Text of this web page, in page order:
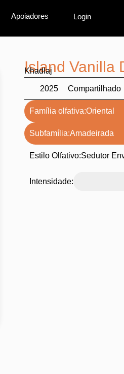
Apoiadores Login
Island Vanilla
Khadlaj
2025 Compartilhado
Família olfativa:Oriental
Subfamília:Amadeirada
Estilo Olfativo:Sedutor
Intensidade: